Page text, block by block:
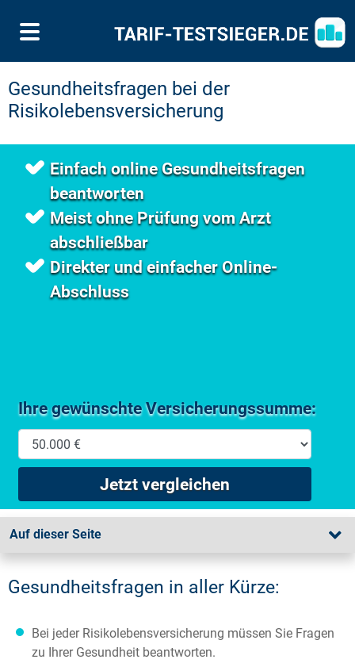
Gesundheitsfragen bei der
Risikolebensversicherung
Einfach online Gesundheitsfragen
beantworten
Meist ohne Prüfung vom Arzt
abschließbar
Direkter und einfacher Online-
Abschluss
Ihre gewünschte Versicherungssumme:
Jetzt vergleichen
Auf dieser Seite
Gesundheitsfragen in aller Kürze:
Bei jeder Risikolebensversicherung müssen Sie Fragen
zu Ihrer Gesundheit beantworten.